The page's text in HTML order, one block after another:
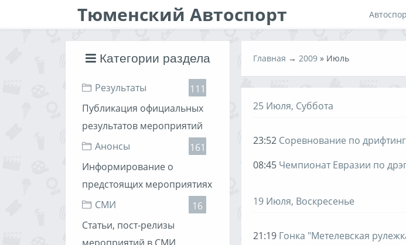
Тюменский Автоспорт
Категории раздела
Результаты
111
Публикация официальных
результатов мероприятий
Анонсы
161
Информирование о
предстоящих мероприятиях
СМИ
16
Статьи, пост-релизы
Главная → 2009 » Июль
25 Июля, Суббота
23:52 Соревнование по
08:45 Чемпионат Евразии по
19 Июля, Воскресенье
21:19 Гонка "Метелевская